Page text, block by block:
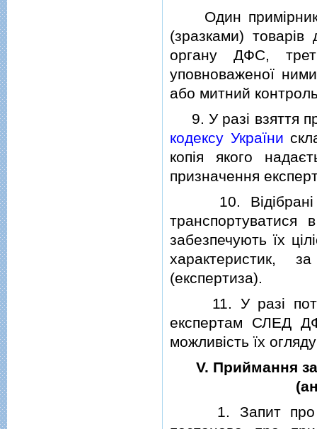
Один примiрник
(зразками)
органу ДФС,
уповноваженої
або митний
9. У разi взяття
кодексу України
копiя якого
призначення
10. Вiдiбранi
забезпечують їх
характеристик,
(експертиза).
11. У разi
експертам СЛЕД
можливiсть їх
V. Приймання
1. Запит про